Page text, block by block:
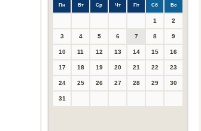
Пн Вт Ср Чт Пт Сб Вс
1 2
3 4 5 6 7 8 9
10 11 12 13 14 15 16
17 18 19 20 21 22 23
24 25 26 27 28 29 30
31